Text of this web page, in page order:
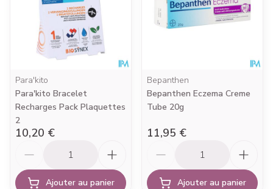
Para'kito
Para'kito Bracelet
Recharges Pack Plaquettes
2
10,20 €
Ajouter au panier
Bepanthen
Bepanthen Eczema Creme
Tube 20g
11,95 €
Ajouter au panier